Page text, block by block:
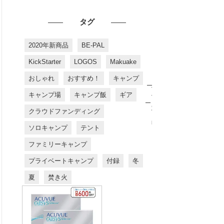
タグ
2020年新商品 BE-PAL
KickStarter LOGOS Makuake
おしゃれ おすすめ！ キャンプ
キャンプ場 キャンプ飯 ギア
クラウドファンディング
ソロキャンプ テント
ファミリーキャンプ
プライベートキャンプ 付録 冬
夏 焚き火
す
す
め
商
品